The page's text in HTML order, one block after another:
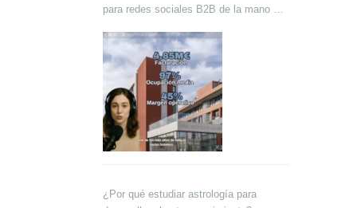
para redes sociales B2B de la mano de
¿Por qué estudiar astrología para